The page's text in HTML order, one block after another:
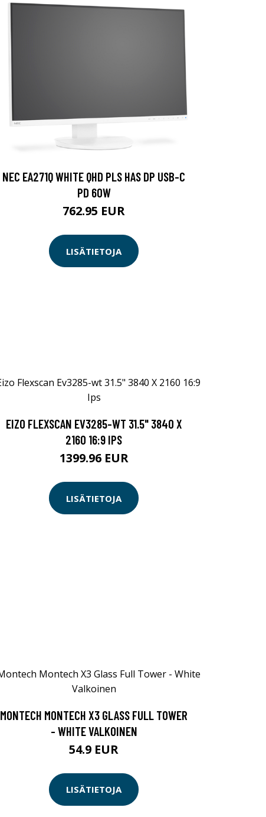
NEC EA271Q WHITE QHD PLS HAS DP USB-C
PD 60W
762.95 EUR
LISÄTIETOJA
EIZO FLEXSCAN EV3285-WT 31.5" 3840 X
2160 16:9 IPS
1399.96 EUR
LISÄTIETOJA
MONTECH MONTECH X3 GLASS FULL TOWER
- WHITE VALKOINEN
54.9 EUR
LISÄTIETOJA